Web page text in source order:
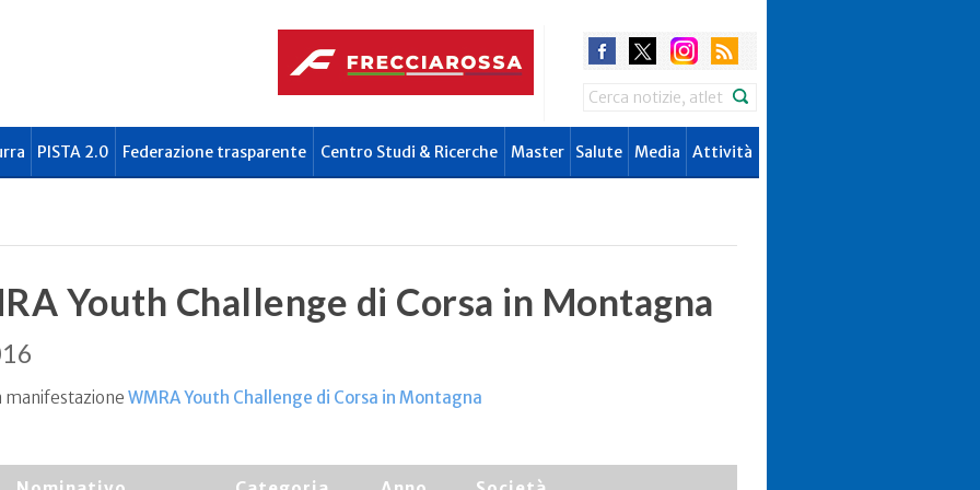
Search
PISTA 2.0 Federazione trasparente Centro Studi & Ricerche Master Salute Media Attività
Youth Challenge di Corsa in Montagna
manifestazione WMRA Youth Challenge di Corsa in Montagna